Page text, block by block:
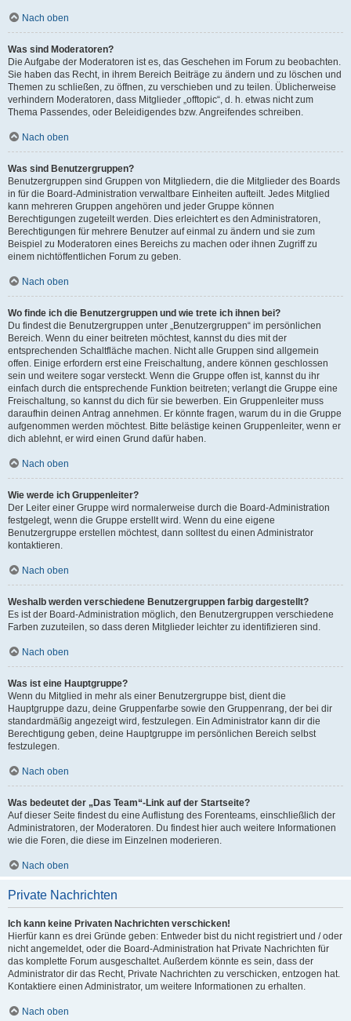
Nach oben
Was sind Moderatoren?
Die Aufgabe der Moderatoren ist es, das Geschehen im Forum zu beobachten.
Sie haben das Recht, in ihrem Bereich Beiträge zu ändern und zu löschen und
Themen zu schließen, zu öffnen, zu verschieben und zu teilen. Üblicherweise
verhindern Moderatoren, dass Mitglieder „offtopic“, d. h. etwas nicht zum
Thema Passendes, oder Beleidigendes bzw. Angreifendes schreiben.
Nach oben
Was sind Benutzergruppen?
Benutzergruppen sind Gruppen von Mitgliedern, die die Mitglieder des Boards
in für die Board-Administration verwaltbare Einheiten aufteilt. Jedes Mitglied
kann mehreren Gruppen angehören und jeder Gruppe können
Berechtigungen zugeteilt werden. Dies erleichtert es den Administratoren,
Berechtigungen für mehrere Benutzer auf einmal zu ändern und sie zum
Beispiel zu Moderatoren eines Bereichs zu machen oder ihnen Zugriff zu
einem nichtöffentlichen Forum zu geben.
Nach oben
Wo finde ich die Benutzergruppen und wie trete ich ihnen bei?
Du findest die Benutzergruppen unter „Benutzergruppen“ im persönlichen
Bereich. Wenn du einer beitreten möchtest, kannst du dies mit der
entsprechenden Schaltfläche machen. Nicht alle Gruppen sind allgemein
offen. Einige erfordern erst eine Freischaltung, andere können geschlossen
sein und weitere sogar versteckt. Wenn die Gruppe offen ist, kannst du ihr
einfach durch die entsprechende Funktion beitreten; verlangt die Gruppe eine
Freischaltung, so kannst du dich für sie bewerben. Ein Gruppenleiter muss
daraufhin deinen Antrag annehmen. Er könnte fragen, warum du in die Gruppe
aufgenommen werden möchtest. Bitte belästige keinen Gruppenleiter, wenn er
dich ablehnt, er wird einen Grund dafür haben.
Nach oben
Wie werde ich Gruppenleiter?
Der Leiter einer Gruppe wird normalerweise durch die Board-Administration
festgelegt, wenn die Gruppe erstellt wird. Wenn du eine eigene
Benutzergruppe erstellen möchtest, dann solltest du einen Administrator
kontaktieren.
Nach oben
Weshalb werden verschiedene Benutzergruppen farbig dargestellt?
Es ist der Board-Administration möglich, den Benutzergruppen verschiedene
Farben zuzuteilen, so dass deren Mitglieder leichter zu identifizieren sind.
Nach oben
Was ist eine Hauptgruppe?
Wenn du Mitglied in mehr als einer Benutzergruppe bist, dient die
Hauptgruppe dazu, deine Gruppenfarbe sowie den Gruppenrang, der bei dir
standardmäßig angezeigt wird, festzulegen. Ein Administrator kann dir die
Berechtigung geben, deine Hauptgruppe im persönlichen Bereich selbst
festzulegen.
Nach oben
Was bedeutet der „Das Team“-Link auf der Startseite?
Auf dieser Seite findest du eine Auflistung des Forenteams, einschließlich der
Administratoren, der Moderatoren. Du findest hier auch weitere Informationen
wie die Foren, die diese im Einzelnen moderieren.
Nach oben
Private Nachrichten
Ich kann keine Privaten Nachrichten verschicken!
Hierfür kann es drei Gründe geben: Entweder bist du nicht registriert und / oder
nicht angemeldet, oder die Board-Administration hat Private Nachrichten für
das komplette Forum ausgeschaltet. Außerdem könnte es sein, dass der
Administrator dir das Recht, Private Nachrichten zu verschicken, entzogen hat.
Kontaktiere einen Administrator, um weitere Informationen zu erhalten.
Nach oben